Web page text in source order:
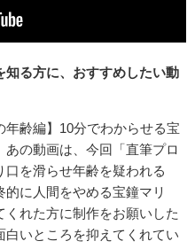
る方に、おすすめしたい動
齢編】10分でわからせる宝
の動画は、今回「直筆プロ
を滑らせ年齢を疑われる
に人間をやめる宝鐘マリ
れた方に制作をお願いした
白いところを抑えてくれてい